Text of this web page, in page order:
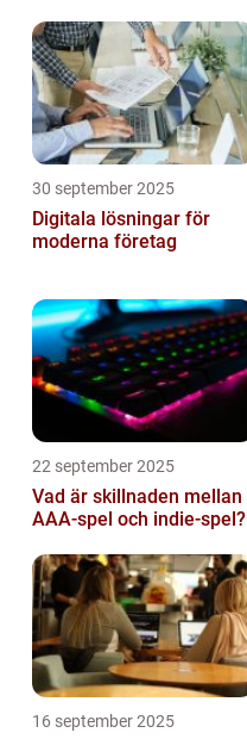
30 september 2025
Digitala lösningar för
moderna företag
22 september 2025
Vad är skillnaden mellan
AAA-spel och indie-spel?
16 september 2025